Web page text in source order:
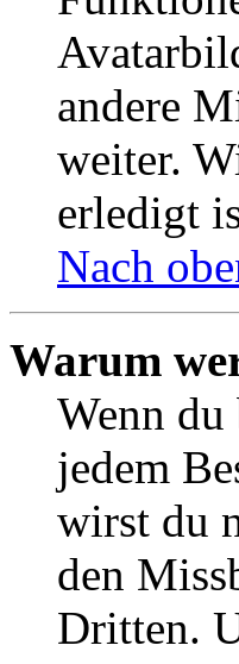
andere
weiter.
erledigt
Nach
Warum
Wenn
jedem
wirst du
den
Dritten.